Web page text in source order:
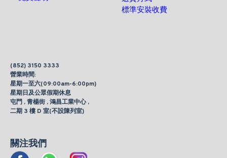
標準安裝收費
(852) 3150 3333
營業時間:
星期一至六(09:00am-6:00pm)
星期日及公眾假期休息
屯門 , 青楊街 , 鴻昌工業中心 ,
二期 3 樓 D 室(不設陳列室)
關注我們